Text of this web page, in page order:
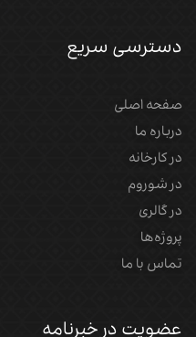
دسترسی سریع
صفحه اصلی
درباره ما
در کارخانه
در شوروم
در گالری
پروژه‌‌ها
تماس با ما